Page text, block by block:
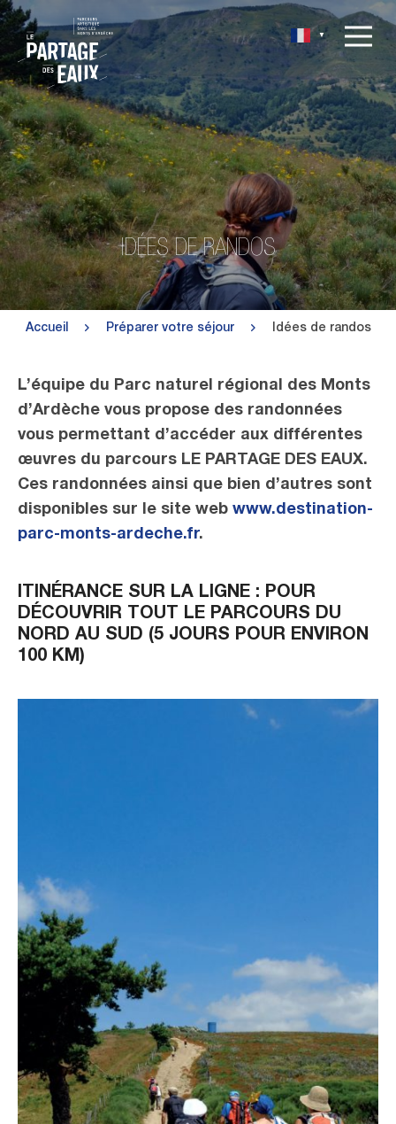
▼
IDÉES DE RANDOS
Accueil Préparer votre séjour Idées de randos
L’équipe du Parc naturel régional des Monts
d’Ardèche vous propose des randonnées
vous permettant d’accéder aux différentes
œuvres du parcours LE PARTAGE DES EAUX.
Ces randonnées ainsi que bien d’autres sont
disponibles sur le site web www.destination-
parc-monts-ardeche.fr.
ITINÉRANCE SUR LA LIGNE : POUR
DÉCOUVRIR TOUT LE PARCOURS DU
NORD AU SUD (5 JOURS POUR ENVIRON
100 KM)